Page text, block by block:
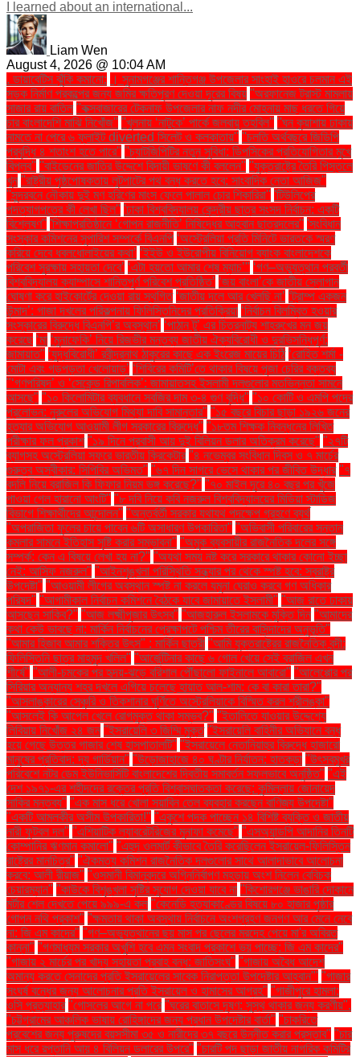
I learned about an international...
Liam Wen
August 4, 2026 @ 10:04 AM
. ডায়াবেটিস ঝুঁকি কমানো:
। সুনামগঞ্জের শান্তিগঞ্জ উপজেলার সাংহাই হাওরে চলমান এই
সড়ক নির্মাণ প্রকল্পের জন্য জমির ক্ষতিপূরণ দেওয়া দূরের বিষয় ''অরফানেজ ট্রাস্ট মামলায়
সাজার রায় বাতিল ''কক্সবাজারের টেকনাফ উপজেলার নাফ নদীর মোহনায় মাছ ধরতে গিয়ে
চার বাংলাদেশি মাঝি নিখোঁজ'' ''খুলনায় ‘নাটুকে’ পার্কে জলবায়ু তহবিল'' ''ঘন কুয়াশায় ঢাকায়
নামতে না পেরে ৬ ফ্লাইট diverted সিলেট ও কলকাতায়'' ''চলতি অর্থবছরে জিডিপি
প্রবৃদ্ধি ৪ শতাংশ হতে পারে'' ''চ্যাটজিপিটির নতুন সুবিধা: ডিপসিকের প্রতিযোগিতার মুখে
বিপ্লব'' ''বাইডেনের জাতির উদ্দেশে বিদায়ী ভাষণে কী বললেন'' ''যুক্তরাষ্ট্রে তৈরি পিস্তলে
খুন ''রাষ্ট্রীয় পৃষ্ঠপোষকতায় লুটপাটের পথ বন্ধ করতে হবে: সাংবাদিক নেতা আজিজ"
''সুন্দরবনে নৌকায় দুই মণ হরিণের মাংস ফেলে পালাল চোর শিকারিরা'' 'টিউলিপের
পদত্যাগপত্রে কী লেখা ছিল'' 'ঢাকা বিশ্ববিদ্যালয় কেন্দ্রীয় ছাত্র সংসদ নির্বাচন: একটি
বিশ্লেষণ'' 'শিক্ষাপ্রতিষ্ঠানে ‘গোপন রাজনীতি’ নিষিদ্ধের আহ্বান ছাত্রদলের'' 'সংবিধান
সংস্কার কমিশনের সুপারিশ সম্পর্কে বিএনপি ‘অস্ট্রেলিয়া প্রতি মিনিটে ভারতকে স্মরণ
করিয়ে দেবে ধবলধোলাইয়ের কথা’ ‘ইইউ ও ইউরোপীয় বিনিয়োগ ব্যাংক বাংলাদেশকে
পরিবেশ সুরক্ষায় সহায়তা দেবে’ ‘এটা হয়তো আমার শেষ ম্যাচ’" ‘গণ–অভ্যুত্থান পরবর্তী
বিশ্ববিদ্যালয় ক্যাম্পাসে শান্তিপূর্ণ পরিবেশ প্রতিষ্ঠিত’ ‘জয় বাংলা’কে জাতীয় স্লোগান
ঘোষণা করে হাইকোর্টের দেওয়া রায় স্থগিত ‘জাতীয় দলে আর খেলছি না’ ‘ট্রাম্প একজন
উন্মাদ’: গাজা দখলের পরিকল্পনায় ফিলিস্তিনিদের প্রতিক্রিয়া ‘নির্বাচন বিলম্বিত হওয়ার
সংস্কারের বিরুদ্ধে বিএনপি’র অবস্থান’ ‘পাঠান টু’ এর চিত্রনাট্য শাহরুখের মন জয়
করেছে ‘মা ‘মুনাফেকি’ নিয়ে রিজভীর মন্তব্য জাতীয় ঐক্যবিরোধী ও দুরভিসন্ধিপূর্ণ:
জামায়াত" ‘যুদ্ধবিরোধী’ রবীন্দ্রনাথ ঠাকুরের কাছে এক ইংরেজ মায়ের চিঠি ‘রোহিত শর্মা -
মোটা এবং গড়পড়তা খেলোয়াড়’ ‘শিবিরের কমিটি’তে থাকার বিষয়ে পূজা চেরির বক্তব্য
"‘গণপরিষদ’ ও ‘সেকেন্ড রিপাবলিক’: জামায়াতসহ ইসলামী দলগুলোর মতভিন্নতা সামনে
আসছে" "১০ কিলোমিটার ব্যবধানে সবজির দাম ৩-৪ গুণ বৃদ্ধি" "১০ কোটি ও এমপি পদের
প্রলোভন: নুরুলের অভিযোগ মিথ্যা দাবি সামান্তার" "১৫ বছরে বিচার ছাড়া ১৯২৬ জনের
হত্যার অভিযোগ আওয়ামী লীগ সরকারের বিরুদ্ধে" "১৮তম শিক্ষক নিবন্ধনের লিখিত
পরীক্ষার ফল প্রকাশ "১৯ দিনে প্রবাসী আয় দুই বিলিয়ন ডলার অতিক্রম করেছে" "২৭টি
ব্যাগসহ অস্ট্রেলিয়া সফরে ভারতীয় ক্রিকেটার "৪ নভেম্বর সংবিধান দিবস ও ৭ মার্চের
গুরুত্ব অস্বীকার: সিপিবির অভিমত" "৬৭ দিন সাগরে ভেসে থাকার পর জীবিত উদ্ধার "৭
বদলি নিয়ে ব্রাজিল কি ফিফার নিয়ম ভঙ্গ করেছে?" "৭০ মাইল দূরে ৪০ বছর পর খুঁজে
পাওয়া গেল হারানো আংটি" "৮ দবি নিয়ে কবি নজরুল বিশ্ববিদ্যালয়ের মিডিয়া স্টাডিজ
বিভাগে শিক্ষার্থীদের আন্দোলন" "অন্তর্বর্তী সরকার যথাযথ পদক্ষেপ গ্রহণে ব্যর্থ
"অপরাজিতা ফুলের চায়ে পাবেন ৬টি অসাধারণ উপকারিতা" "অভিবাসী পরিবারের সন্তান
কমলার সামনে ইতিহাস সৃষ্টি করার সম্ভাবনা" "অমুক ব্যবসায়ীর রাজনৈতিক দলের সঙ্গে
সম্পর্ক: কেন এ বিষয়ে লেখা হয় না?" "অযথা সময় নষ্ট করে সরকারে থাকার কোনো ইচ্ছা
নেই: আসিফ নজরুল" "আইনশৃঙ্খলা পরিস্থিতি সন্ধ্যার পর থেকে স্পষ্ট হবে: স্বরাষ্ট্র
উপদেষ্টা" "আওয়ামী লীগের অবস্থান স্পষ্ট না করলে যমুনা ঘেরাও করবে গণ অধিকার
পরিষদ" "আগামীকাল নির্বাচন কমিশনে বৈঠকে যাবে জামায়াতে ইসলামী" "আজ রাতে ঢাকায়
আসছেন সাকিব?" "আজ লক্ষ্মীপূজার উৎসব" "আজহারুল ইসলামকে মুক্তি দিন "আমাদের
কথা কেউ ভাবছে না: মার্কিন নির্বাচনের প্রেক্ষাপটে পশ্চিম তীরের বাসিন্দাদের অনুভূতি"
"আমার হিজাব আমার শক্তির উৎস" : মার্কিন ছাত্রী "আমি যুক্তরাষ্ট্রের রাজনৈতিক বন্দী:
ফিলিস্তিনি ছাত্র মাহমুদ খলিল" "আর্জেন্টিনার কাছে ৬ গোল খেয়ে সেই ব্রাজিল এখন
শীর্ষে" "আলী-চমকের পর হৃদয়-ঝড়ে বরিশাল পৌঁছালো ফাইনালে আবারো" "আলেপ্পোর পর
সিরিয়ার অন্যান্য শহর দখলে এগিয়ে চলেছে হায়াত আল-শাম: কে বা কারা তারা?"
"আসলাঙ্কারের সেঞ্চুরি ও তিকশানার ঘূর্ণিতে অস্ট্রেলিয়াকে বিস্মিত করল শ্রীলঙ্কা"
"আসলেই কি আপেল খেলে রোগমুক্ত থাকা সম্ভব?" "ইতালিতে যাওয়ার উদ্দেশ্যে
লিবিয়ায় নিখোঁজ ২৪ জন "ইসরায়েলি ৩ জিম্মি মুক্ত "ইসরায়েলি বাহিনীর অভিযানে বন্ধ
হয়ে গেছে উত্তর গাজার শেষ হাসপাতালটি" "ইসরায়েলে নেতানিয়াহুর বিরুদ্ধে হাজারো
মানুষের প্রতিবাদ: দ্য গার্ডিয়ান" "উড়োজাহাজে ৪০ ঘণ্টার নির্যাতন: হাতকড়া "উৎসবমুখর
পরিবেশে নটর ডেম ইউনিভার্সিটি বাংলাদেশের দ্বিতীয় সমাবর্তন সফলভাবে অনুষ্ঠিত" "এই
দেশ ১৯৭১-এর শহীদদের রক্তের প্রতি বিশ্বাসঘাতকতা করেছে: কুমিল্লায় জোনায়েদ
সাকির মন্তব্য" "এক মাস ধরে খোলা সয়াবিন তেল ব্যবহার করছেন বাণিজ্য উপদেষ্টা"
"একটি আমলকীর অসীম উপকারিতা!" "একুশে পদক পাচ্ছেন ১৪ বিশিষ্ট ব্যক্তি ও জাতীয়
নারী ফুটবল দল" "এশিয়াটিক ল্যাবরেটরিজের মুনাফা কমেছে" "এসঅ্যান্ডপি আদানির তিনটি
কোম্পানির ঋণমান কমালো" "এহুদ ওলমার্ট কীভাবে তৈরি করেছিলেন ইসরায়েল-ফিলিস্তিন
রাষ্ট্রের মানচিত্র" "ঐকমত্য কমিশন রাজনৈতিক দলগুলোর সাথে আলাদাভাবে আলোচনা
করবে: আলী রীয়াজ" "ওসমানী বিমানবন্দরে অগ্নিনির্বাপণ মহড়ায় অংশ নিলেন বেবিচক
চেয়ারম্যান" "কাউকে বিশৃঙ্খলা সৃষ্টির সুযোগ দেওয়া যাবে না "কিশোরগঞ্জে ভাঙারি দোকানে
মর্টার শেল দেখতে পেয়ে ৯৯৯-এ কল "কেনেডি হত্যাকাণ্ডের বিষয়ে ৮০ হাজার পৃষ্ঠার
গোপন নথি প্রকাশ" "ক্ষমতায় থাকা অবস্থায় নির্বাচনে অংশগ্রহণ জনগণ আর মেনে নেবে
না: জি এম কাদের" "গণ–অভ্যুত্থানের ছয় মাস পর ছেলের মরদেহ পেয়ে মা'র অবিরত
কান্না" "গণমাধ্যম সরকার অখুশি হবে এমন সংবাদ প্রকাশে ভয় পাচ্ছে: জি এম কাদের"
"গাজায় ২ মার্চের পর খাদ্য সহায়তা প্রবাহ বন্ধ: জাতিসংঘ" "গাজায় অবৈধ আদেশ
অমান্য করতে সেনাদের প্রতি ইসরায়েলের সাবেক নিরাপত্তা উপদেষ্টার আহ্বান"' "গাজার
সংঘর্ষ বন্ধের জন্য আলোচনার প্রতি ইসরায়েল ও হামাসের আগ্রহ" "গাজীপুরে হামলা:
ওসি প্রত্যাহার "গোসলের আগে না পরে "ঘরের বাতাসে দূষণ: সুস্থ থাকার জন্য করণীয়".
"চট্টগ্রামের আঞ্চলিক ভাষায় রোহিঙ্গাদের জন্য প্রধান উপদেষ্টার বার্তা" "চাকরিতে
প্রবেশের জন্য পুরুষদের বয়সসীমা ৩৫ ও নারীদের ৩৭ বছরে উন্নীত করার প্রস্তাব" "চার
মাস ধরে রপ্তানি আয় ৪ বিলিয়ন ডলারের উপরে" "চারটি পদ ছাড়া জাতীয় নাগরিক কমিটির